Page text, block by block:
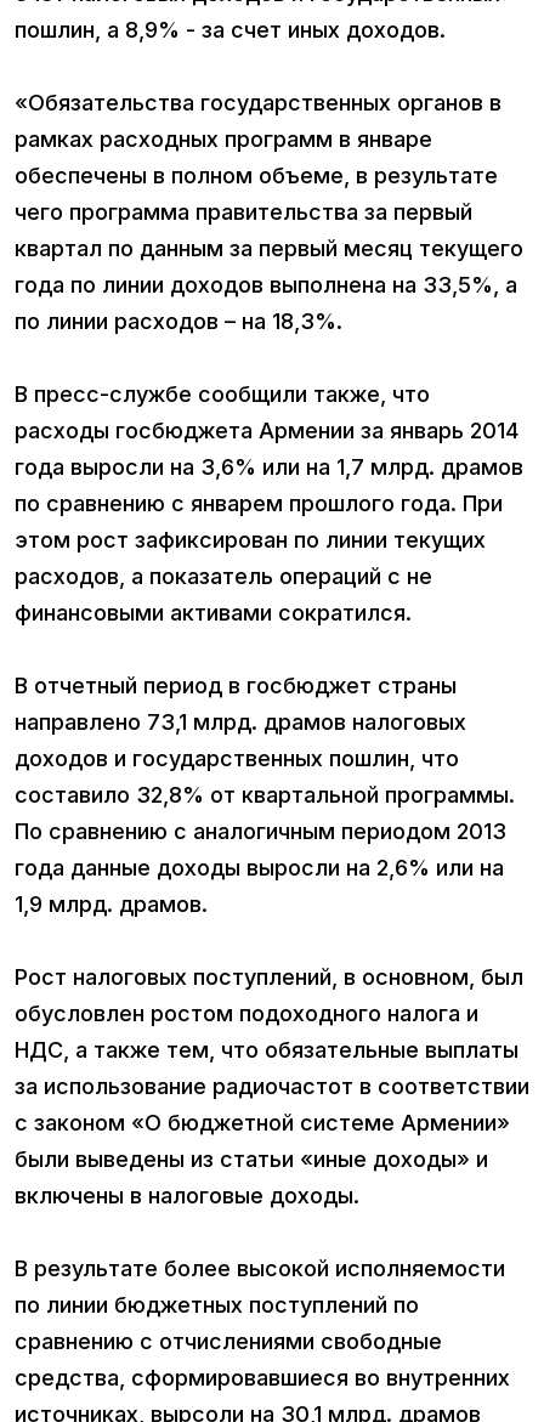
пошлин, а 8,9% - за счет иных доходов.
«Обязательства государственных органов в
рамках расходных программ в январе
обеспечены в полном объеме, в результате
чего программа правительства за первый
квартал по данным за первый месяц текущего
года по линии доходов выполнена на 33,5%, а
по линии расходов – на 18,3%.
В пресс-службе сообщили также, что
расходы госбюджета Армении за январь 2014
года выросли на 3,6% или на 1,7 млрд. драмов
по сравнению с январем прошлого года. При
этом рост зафиксирован по линии текущих
расходов, а показатель операций с не
финансовыми активами сократился.
В отчетный период в госбюджет страны
направлено 73,1 млрд. драмов налоговых
доходов и государственных пошлин, что
составило 32,8% от квартальной программы.
По сравнению с аналогичным периодом 2013
года данные доходы выросли на 2,6% или на
1,9 млрд. драмов.
Рост налоговых поступлений, в основном, был
обусловлен ростом подоходного налога и
НДС, а также тем, что обязательные выплаты
за использование радиочастот в соответствии
с законом «О бюджетной системе Армении»
были выведены из статьи «иные доходы» и
включены в налоговые доходы.
В результате более высокой исполняемости
по линии бюджетных поступлений по
сравнению с отчислениями свободные
средства, сформировавшиеся во внутренних
источниках, вырсоли на 30,1 млрд. драмов